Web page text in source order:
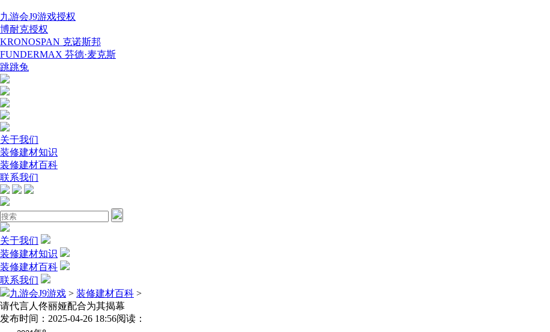
九游会J9游戏授权
博耐克授权
KRONOSPAN 克诺斯邦
FUNDERMAX 芬德·麦克斯
跳跳兔
关于我们
装修建材知识
装修建材百科
联系我们
关于我们
装修建材知识
装修建材百科
联系我们
九游会J9游戏 > 装修建材百科 >
请代言人佟丽娅配合为其揭幕
发布时间：2025-04-26 18:56阅读：